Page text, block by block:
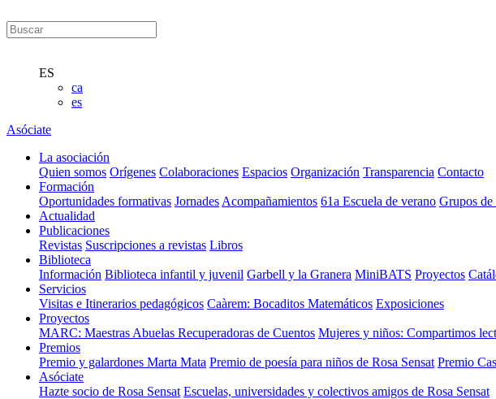
ES
ca
es
Asóciate
La asociación
Quien somos Orígenes Colaboraciones Espacios Organización Transparencia Contacto
Formación
Oportunidades formativas Jornades Acompañamientos 61a Escuela de verano Grupos de
Actualidad
Publicaciones
Revistas Suscripciones a revistas Libros
Biblioteca
Información Biblioteca infantil y juvenil Garbell y la Granera MiniBATS Proyectos
Servicios
Visitas e Itinerarios pedagógicos Caàrem: Bocaditos Matemáticos Exposiciones
Proyectos
MARC: Maestras Abuelas Recuperadoras de Cuentos Mujeres y niños: Compartimos
Premios
Premio y galardones Marta Mata Premio de poesía para niños de Rosa Sensat Premio
Asóciate
Hazte socio de Rosa Sensat Escuelas, universidades y colectivos amigos de Rosa Sensat